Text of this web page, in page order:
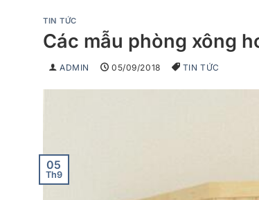
TIN TỨC
Các mẫu phòng xông
ADMIN 05/09/2018 TIN TỨC
05
Th9